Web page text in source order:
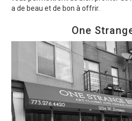
a de beau et de bon à offrir.
One